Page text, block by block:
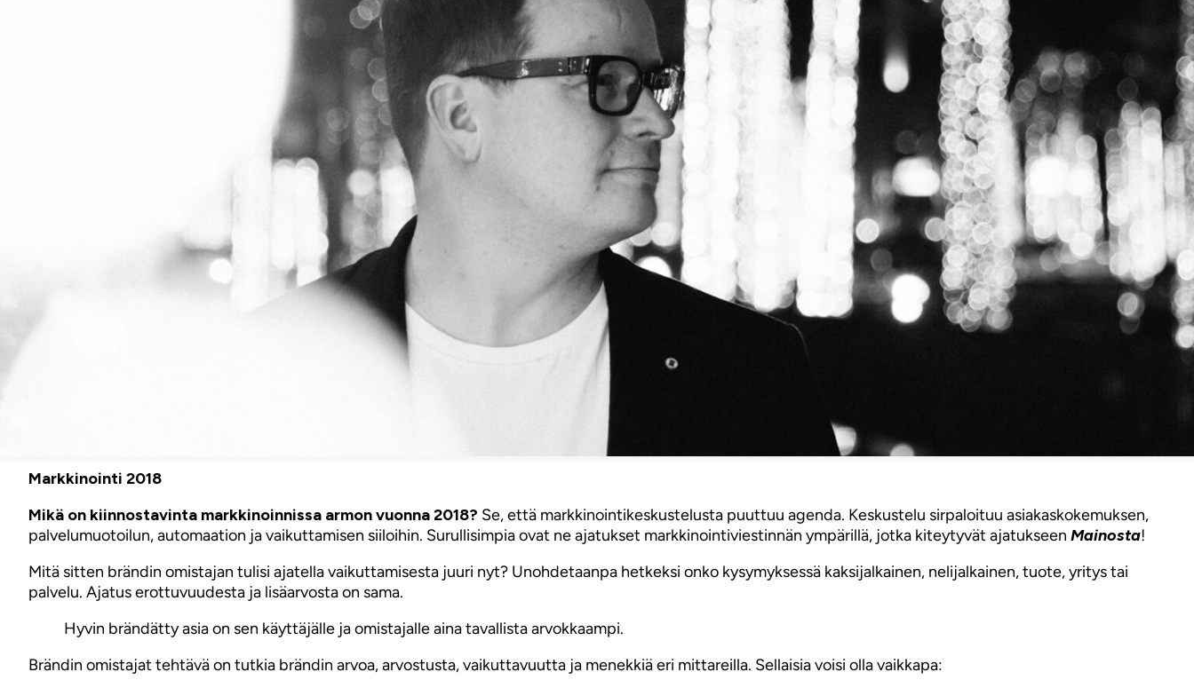
Markkinointi 2018
Mikä on kiinnostavinta markkinoinnissa armon vuonna 2018? Se, että markkinointikeskustelusta puuttuu agenda. Keskustelu sirpaloituu asiakaskokemuksen,
palvelumuotoilun, automaation ja vaikuttamisen siiloihin. Surullisimpia ovat ne ajatukset markkinointiviestinnän ympärillä, jotka kiteytyvät ajatukseen Mainosta!
Mitä sitten brändin omistajan tulisi ajatella vaikuttamisesta juuri nyt? Unohdetaanpa hetkeksi onko kysymyksessä kaksijalkainen, nelijalkainen, tuote, yritys tai
palvelu. Ajatus erottuvuudesta ja lisäarvosta on sama.
Hyvin brändätty asia on sen käyttäjälle ja omistajalle aina tavallista arvokkaampi.
Brändin omistajat tehtävä on tutkia brändin arvoa, arvostusta, vaikuttavuutta ja menekkiä eri mittareilla. Sellaisia voisi olla vaikkapa: